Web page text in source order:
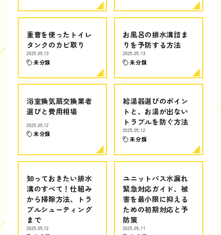
重曹を使ったトイレ
タンクのカビ取り
2025.05.13
未分類
お風呂の排水溝詰ま
りを予防する方法
2025.05.13
未分類
浴室換気扇交換業者
選びと費用相場
2025.05.12
未分類
給湯器選びのポイン
トと、お湯が出ない
トラブルを防ぐ方法
2025.05.12
未分類
知っておきたい排水
溝のすべて！仕組み
から掃除方法、トラ
ブルシューティング
まで
2025.05.12
ユニットバス水漏れ
緊急対応ガイド、被
害を最小限に抑える
ための初期対応と予
防策
2025.05.11